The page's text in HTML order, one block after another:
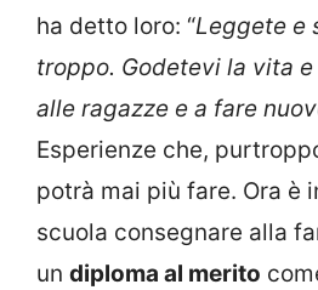
ha detto loro: “Leggete e
troppo. Godetevi la vita
alle ragazze e a fare
Esperienze che,
potrà mai più fare. Ora è
scuola consegnare alla
un diploma al merito